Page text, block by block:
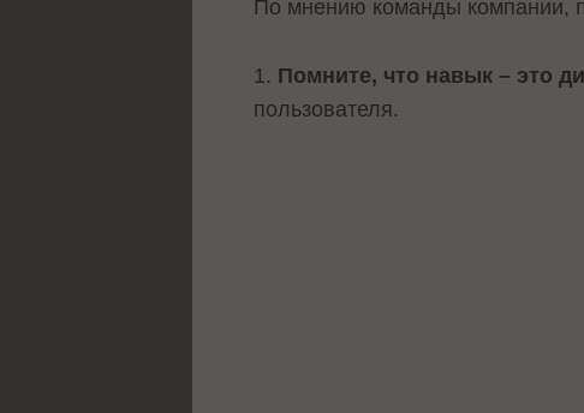
По мнению команды компании,
1. Помните, что навык – это
пользователя.